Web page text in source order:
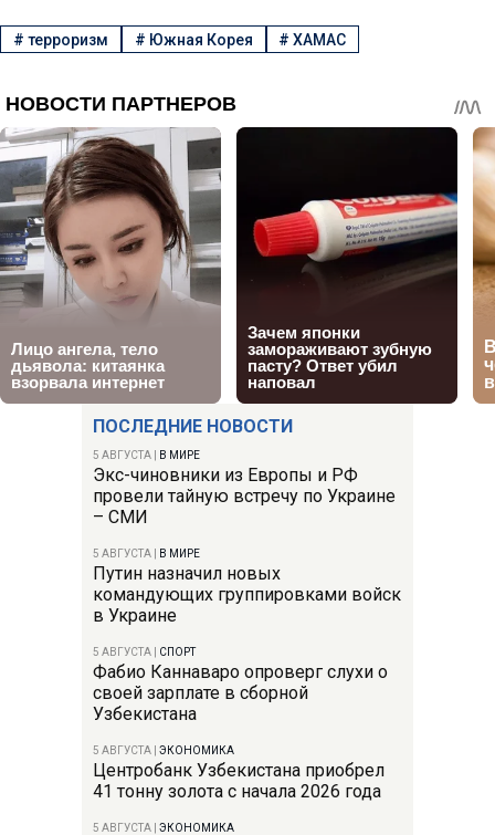
ПОСЛЕДНИЕ НОВОСТИ
5 АВГУСТА В МИРЕ
Экс-чиновники из Европы и РФ
провели тайную встречу по Украине
– СМИ
5 АВГУСТА В МИРЕ
Путин назначил новых
командующих группировками войск
в Украине
5 АВГУСТА СПОРТ
Фабио Каннаваро опроверг слухи о
своей зарплате в сборной
Узбекистана
5 АВГУСТА ЭКОНОМИКА
Центробанк Узбекистана приобрел
41 тонну золота с начала 2026 года
5 АВГУСТА ЭКОНОМИКА
# терроризм # Южная Корея #ХАМАС